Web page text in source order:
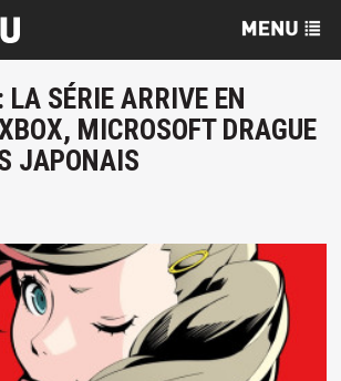
LA SÉRIE ARRIVE EN
MICROSOFT DRAGUE
JAPONAIS